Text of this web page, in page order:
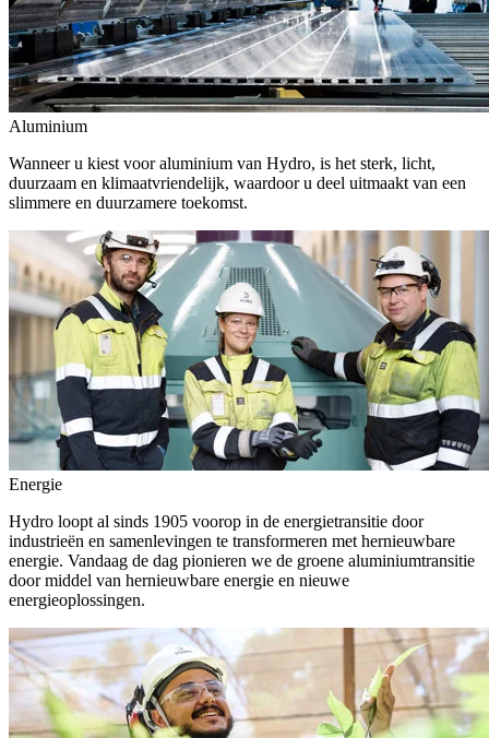
Aluminium
Wanneer u kiest voor aluminium van Hydro, is het sterk, licht,
duurzaam en klimaatvriendelijk, waardoor u deel uitmaakt van een
slimmere en duurzamere toekomst.
Energie
Hydro loopt al sinds 1905 voorop in de energietransitie door
industrieën en samenlevingen te transformeren met hernieuwbare
energie. Vandaag de dag pionieren we de groene aluminiumtransitie
door middel van hernieuwbare energie en nieuwe
energieoplossingen.